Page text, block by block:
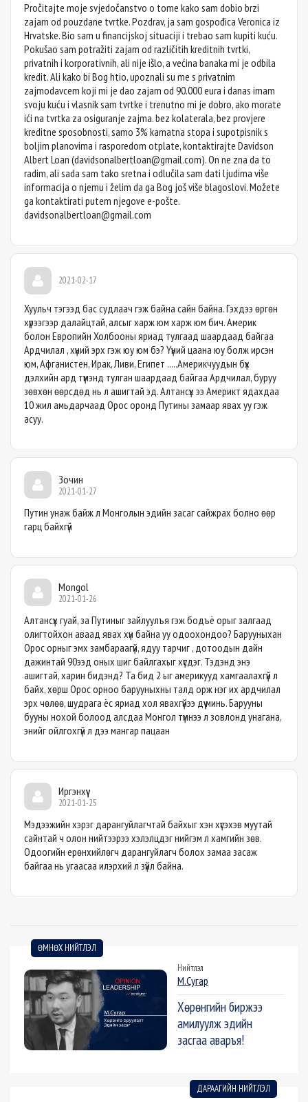
Pročitajte moje svjedočanstvo o tome kako sam dobio brzi
zajam od pouzdane tvrtke. Pozdrav, ja sam gospođica Veronica iz
Hrvatske. Bio sam u financijskoj situaciji i trebao sam kupiti kuću.
Pokušao sam potražiti zajam od različitih kreditnih tvrtki,
privatnih i korporativnih, ali nije išlo, a većina banaka mi je odbila
kredit. Ali kako bi Bog htio, upoznali su me s privatnim
zajmodavcem koji mi je dao zajam od 90.000 eura i danas imam
svoju kuću i vlasnik sam tvrtke i trenutno mi je dobro, ako morate
ići na tvrtka za osiguranje zajma. bez kolaterala, bez provjere
kreditne sposobnosti, samo 3% kamatna stopa i supotpisnik s
boljim planovima i rasporedom otplate, kontaktirajte Davidson
Albert Loan (davidsonalbertloan@gmail.com). On ne zna da to
radim, ali sada sam tako sretna i odlučila sam dati ljudima više
informacija o njemu i želim da ga Bog još više blagoslovi. Možete
ga kontaktirati putem njegove e-pošte.
davidsonalbertloan@gmail.com
2021-02-17
Хуульч тэгээд бас судлаач гэж байна сайн байна. Гэхдээ өргөн
хүрээгээр далайцтай, алсыг харж юм харж юм бич. Америк
болон Европийн Холбооны яриад тулгаад шаардаад байгаа
Ардчилал , хүний эрх гэж юу юм бэ? Үүний цаана юу болж ирсэн
юм, Афганистен, Ирак, Ливи, Египет .....Америкчуудын бүх
дэлхийн ард түмэнд тулган шаардаад байгаа Ардчилал, буруу
зөвхөн өөрсдөд нь л ашигтай эд. Алтансүх ээ Америкт ядахдаа
10 жил амьдарчаад Орос оронд Путины замаар явах уу гэж
асуу.
Зочин
2021-01-27
Путин унаж байж л Монголын эдийн засаг сайжрах болно өөр
гарц байхгүй
Mongol
2021-01-26
Алтансүх гуай, за Путиныг зайлуулъя гэж бодъё орыг залгаад
олигтойхон аваад явах хүн байна уу одоохондоо? Барууныхан
Орос орныг эмх замбараагүй, ядуу тарчиг , дотоодын дайн
дажинтай 90ээд оных шиг байлгахыг хүсдэг. Тэдэнд энэ
ашигтай, харин бидэнд? Та бид 2 ыг америкууд хамгаалахгүй л
байх, хөрш Орос орноо барууныхны талд орж нэг их ардчилал
эрх чөлөө, шудрага ёс яриад хол явахгүйээ дүү минь. Барууны
бууны нохой болоод алсдаа Монгол түмнээ л зовлонд унагана,
энийг ойлгохгүй л дээ мангар пацаан
Иргэнхүү
2021-01-25
Мэдээжийн хэрэг дарангуйлагчтай байхыг хэн хүсэхэв муутай
сайнтай ч олон нийтээрээ хэлэлцдэг нийгэм л хамгийн зөв.
Одоогийн ерөнхийлөгч дарангуйлагч болох замаа засаж
байгаа нь угаасаа илэрхий л зүйл байна.
ӨМНӨХ НИЙТЛЭЛ
Нийтлэл
М.Сугар
Хөрөнгийн биржээ
амилуулж эдийн
засгаа аваръя!
ДАРААГИЙН НИЙТЛЭЛ